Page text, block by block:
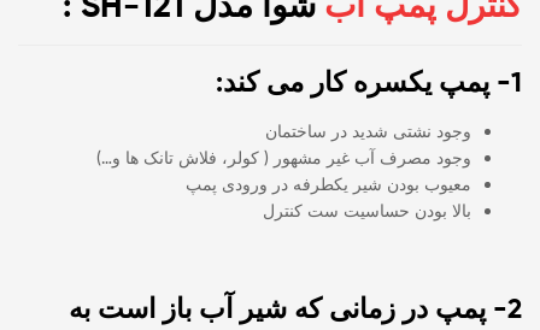
1- پمپ یکسره کار می کند:
وجود نشتی شدید در ساختمان
وجود مصرف آب غیر مشهور ( کولر، فلاش تانک ها و…)
معیوب بودن شیر یکطرفه در ورودی پمپ
بالا بودن حساسیت ست کنترل
2- پمپ در زمانی که شیر آب باز است به